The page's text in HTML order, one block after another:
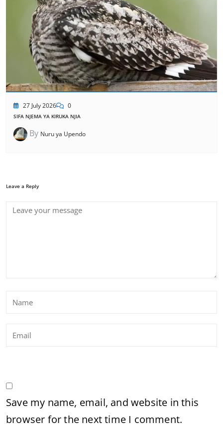
27 July 2026 0
SIFA NJEMA YA KIRUKA NJIA
By Nuru ya Upendo
Leave a Reply
Save my name, email, and website in this
browser for the next time I comment.